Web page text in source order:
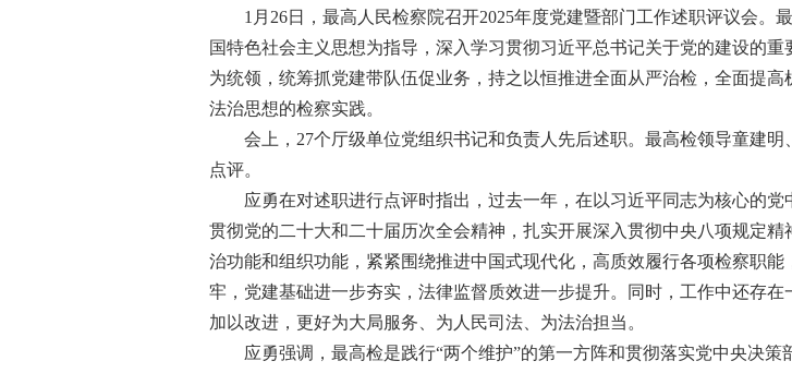
1月26日，最高人民检察院召开2025年度党建暨部门工作述职评议会。
国特色社会主义思想为指导，深入学习贯彻习近平总书记关于党的建设的
为统领，统筹抓党建带队伍促业务，持之以恒推进全面从严治检，全面提
法治思想的检察实践。
会上，27个厅级单位党组织书记和负责人先后述职。最高检领导童建明
点评。
应勇在对述职进行点评时指出，过去一年，在以习近平同志为核心的党
贯彻党的二十大和二十届历次全会精神，扎实开展深入贯彻中央八项规定
治功能和组织功能，紧紧围绕推进中国式现代化，高质效履行各项检察职
牢，党建基础进一步夯实，法律监督质效进一步提升。同时，工作中还存
加以改进，更好为大局服务、为人民司法、为法治担当。
应勇强调，最高检是践行“两个维护”的第一方阵和贯彻落实党中央决策